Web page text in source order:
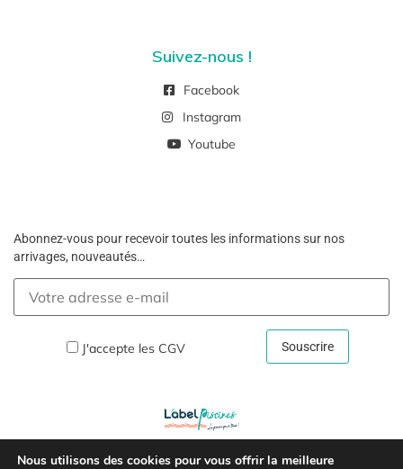
Suivez-nous !
Facebook
Instagram
Youtube
Abonnez-vous pour recevoir toutes les informations sur nos
arrivages, nouveautés…
J'accepte les CGV
Nous utilisons des cookies pour vous offrir la meilleure